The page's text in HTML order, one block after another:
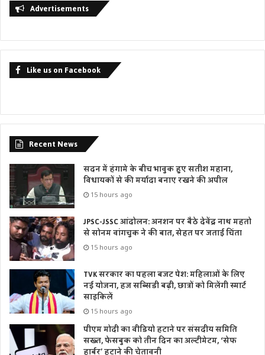
Advertisements
Like us on Facebook
Recent News
सदन में हंगामे के बीच भावुक हुए सतीश महाना,
विधायकों से की मर्यादा बनाए रखने की अपील
15 hours ago
JPSC-JSSC आंदोलन: अनशन पर बैठे देवेंद्र नाथ महतो
से सोनम वांगचुक ने की बात, सेहत पर जताई चिंता
15 hours ago
TVK सरकार का पहला बजट पेश: महिलाओं के लिए
नई योजना, हज सब्सिडी बढ़ी, छात्रों को मिलेंगी स्मार्ट
साइकिलें
15 hours ago
पीएम मोदी का वीडियो हटाने पर संसदीय समिति
सख्त, फेसबुक को तीन दिन का अल्टीमेटम, ‘सेफ
हार्बर’ हटाने की चेतावनी